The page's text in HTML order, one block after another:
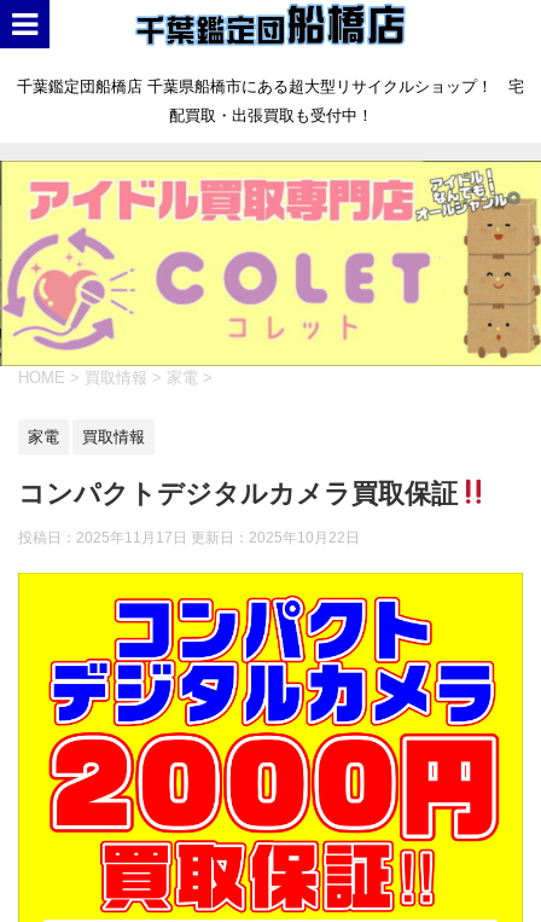
千葉鑑定団船橋店 千葉県船橋市にある超大型リサイクルショップ！ 宅
配買取・出張買取も受付中！
HOME > 買取情報 > 家電 >
家電 買取情報
コンパクトデジタルカメラ買取保証
投稿日：2025年11月17日 更新日： 2025年10月22日